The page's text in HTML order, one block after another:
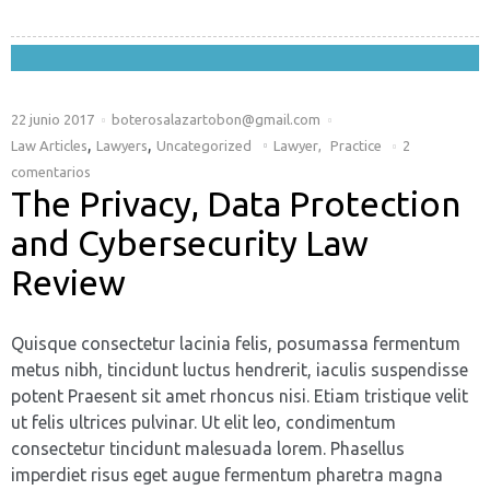
22 junio 2017
boterosalazartobon@gmail.com
Law Articles, Lawyers, Uncategorized Lawyer, Practice
2
comentarios
The Privacy, Data Protection
and Cybersecurity Law
Review
Quisque consectetur lacinia felis, posumassa fermentum
metus nibh, tincidunt luctus hendrerit, iaculis suspendisse
potent Praesent sit amet rhoncus nisi. Etiam tristique velit
ut felis ultrices pulvinar. Ut elit leo, condimentum
consectetur tincidunt malesuada lorem. Phasellus
imperdiet risus eget augue fermentum pharetra magna